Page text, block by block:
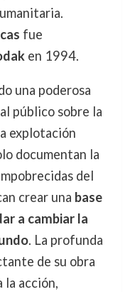
fue
en 1994.
una poderosa
público sobre la
explotación
documentan la
del
crear una base
a cambiar la
. La profunda
de su obra
la acción,